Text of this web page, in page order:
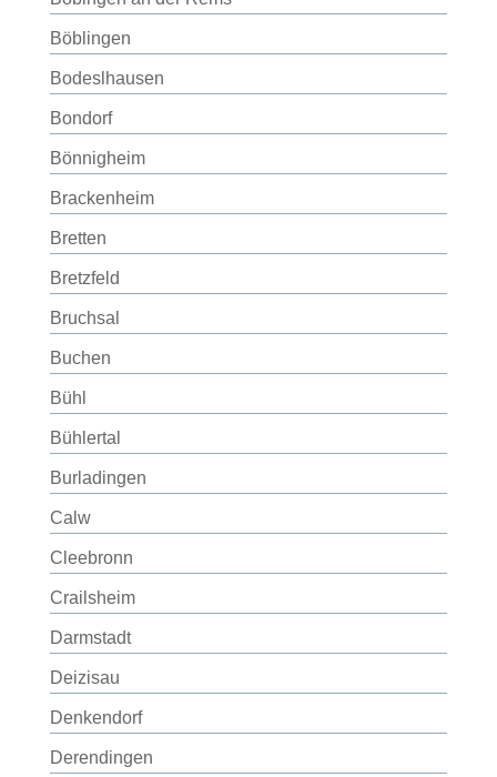
Böblingen
Bodeslhausen
Bondorf
Bönnigheim
Brackenheim
Bretten
Bretzfeld
Bruchsal
Buchen
Bühl
Bühlertal
Burladingen
Calw
Cleebronn
Crailsheim
Darmstadt
Deizisau
Denkendorf
Derendingen